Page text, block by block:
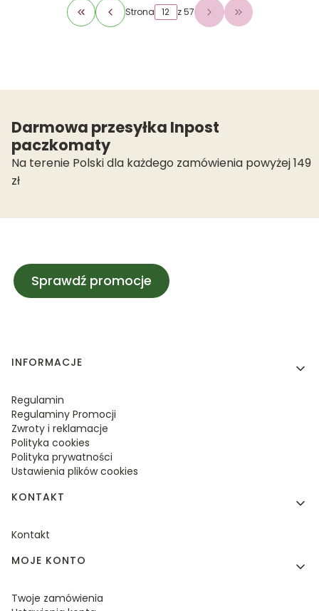
Wróć do pierwszej strony z produktami
Strona z 57 Przejdź do
Darmowa przesyłka Inpost
paczkomaty
Na terenie Polski dla każdego zamówienia powyżej 149
zł
Sprawdź promocje
Linki w stopce
INFORMACJE
Regulamin
Regulaminy Promocji
Zwroty i reklamacje
Polityka cookies
Polityka prywatności
Ustawienia plików cookies
KONTAKT
Kontakt
MOJE KONTO
Twoje zamówienia